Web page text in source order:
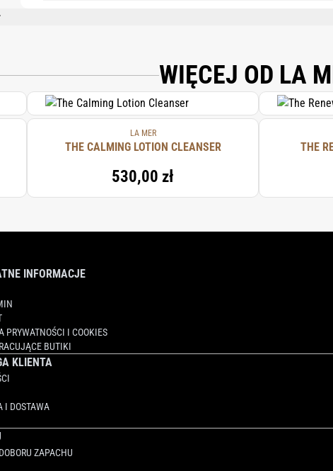
SEEDCAKE, PRUNUS AMYGDALUS DULCIS (SWEET ALMOND) SEED MEAL,
GLUCONATE, CALCIUM GLUCONATE, MAGNESIUM GLUCONATE, ZINC
POWDER, WATER\AQUA\EAU, CITRUS AURANTIFOLIA (LIME) PEEL EXTRACT,
EXTRACT, PLANKTON EXTRACT, CHLORELLA VULGARIS EXTRACT,
TOCOPHERYL ACETATE, ACETYL HEXAPEPTIDE-8, CAFFEINE,
TRIETHYLHEXANOIN, SODIUM PCA, CETYL ALCOHOL, DIETHYLHEXYL SUCCINATE,
SEA SALT\MARIS SAL\SEL MARIN, TETRADECYL
UREA, GLUCOSE, POLYACRYLAMIDE, GLYCERYL POLYMETHACRYLATE, PEG-8,
WIĘCEJ OD LA
LA MER
THE CALMING LOTION CLEANSER
530,00 zł
THE
INFORMACJE
PRYWATNOŚCI I COOKIES
BUTIKI
KLIENTA
I DOSTAWA
ZAPACHU